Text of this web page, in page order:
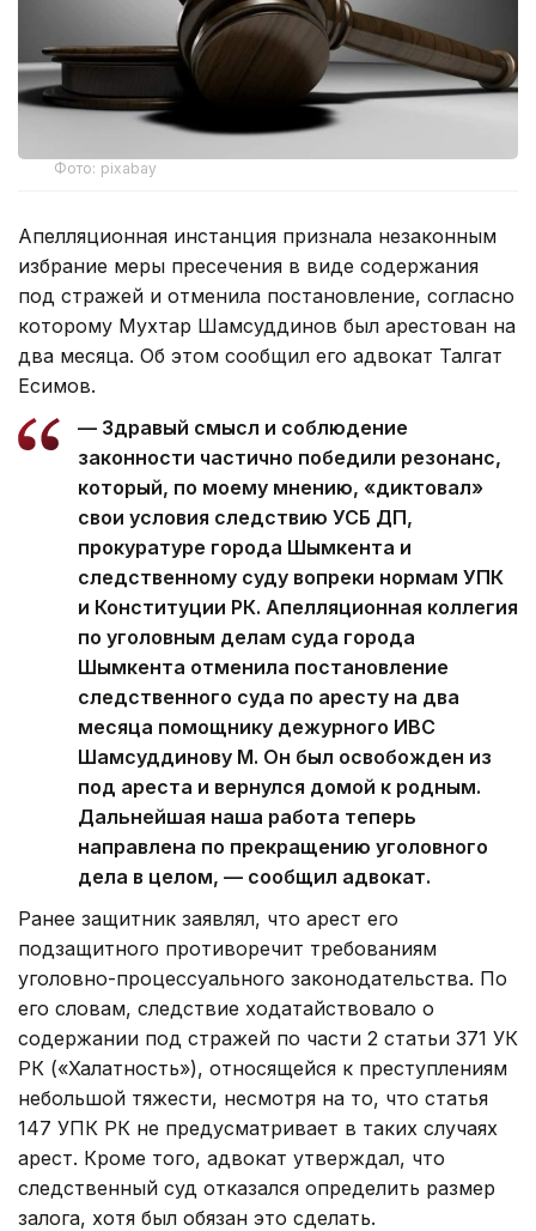
Фото: pixabay
Апелляционная инстанция признала незаконным
избрание меры пресечения в виде содержания
под стражей и отменила постановление, согласно
которому Мухтар Шамсуддинов был арестован на
два месяца. Об этом сообщил его адвокат Талгат
Есимов.
— Здравый смысл и соблюдение
законности частично победили резонанс,
который, по моему мнению, «диктовал»
свои условия следствию УСБ ДП,
прокуратуре города Шымкента и
следственному суду вопреки нормам УПК
и Конституции РК. Апелляционная коллегия
по уголовным делам суда города
Шымкента отменила постановление
следственного суда по аресту на два
месяца помощнику дежурного ИВС
Шамсуддинову М. Он был освобожден из
под ареста и вернулся домой к родным.
Дальнейшая наша работа теперь
направлена по прекращению уголовного
дела в целом, — сообщил адвокат.
Ранее защитник заявлял, что арест его
подзащитного противоречит требованиям
уголовно-процессуального законодательства. По
его словам, следствие ходатайствовало о
содержании под стражей по части 2 статьи 371 УК
РК («Халатность»), относящейся к преступлениям
небольшой тяжести, несмотря на то, что статья
147 УПК РК не предусматривает в таких случаях
арест. Кроме того, адвокат утверждал, что
следственный суд отказался определить размер
залога, хотя был обязан это сделать.